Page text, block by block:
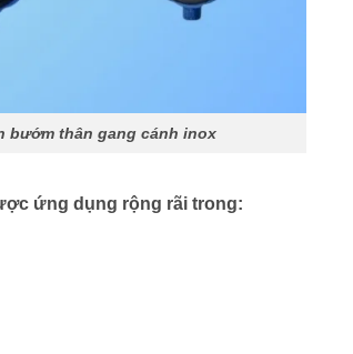
bướm thân gang cánh inox
ứng dụng rộng rãi trong: